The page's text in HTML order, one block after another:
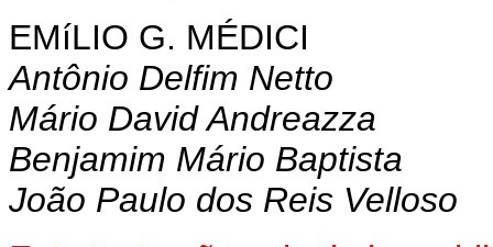
EMíLIO G. MÉDICI
Antônio Delfim Netto
Mário David Andreazza
Benjamim Mário Baptista
João Paulo dos Reis Velloso